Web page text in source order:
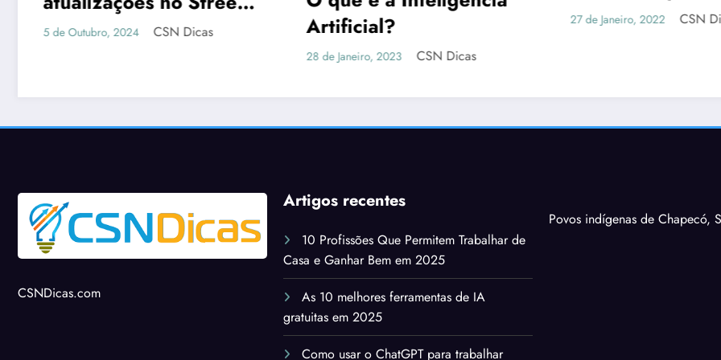
Artificial?
autônomos
27 de Janeiro, 2022
Do Mundo
Artigos recentes
Casa e Ganhar Bem em 2025